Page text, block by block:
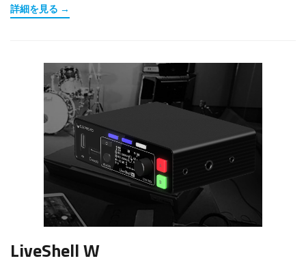
詳細を見る →
LiveShell W